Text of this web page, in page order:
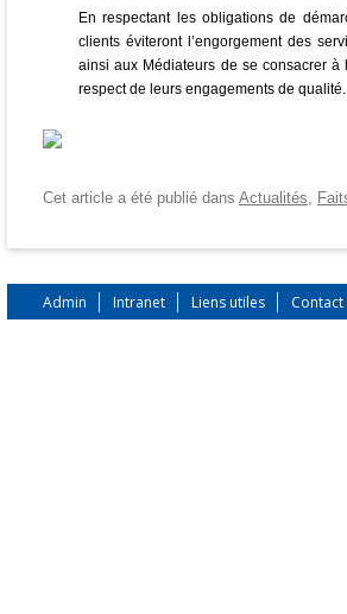
En respectant les obligations de
clients éviteront l’engorgement des
ainsi aux Médiateurs de se consacrer à
respect de leurs engagements de qualité.
Cet article a été publié dans Actualités,
Admin Intranet Liens utiles Contact